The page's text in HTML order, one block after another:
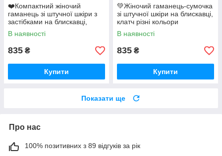
❤️Компактний жіночий
гаманець зі штучної шкіри з
застібками на блискавці,
сумка клатч
В наявності
835 ₴
Купити
💚Жіночий гаманець-сумочка
зі штучної шкіри на блискавці,
клатч різні кольори
В наявності
835 ₴
Купити
Показати ще
Про нас
100% позитивних з 89 відгуків за рік